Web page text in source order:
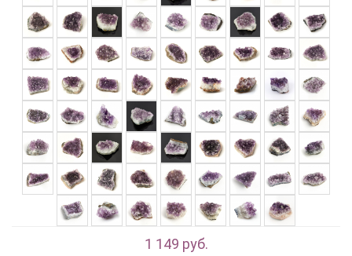
1 149 руб.